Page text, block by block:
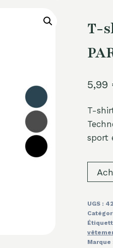
T-
5,99
T-
sport
UGS :
Marque